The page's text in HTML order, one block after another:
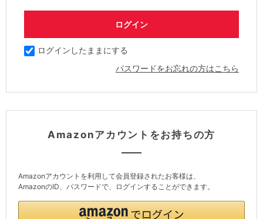
ログインしたままにする
パスワードをお忘れの方はこちら
Amazonアカウントをお持ちの方
Amazonアカウントを利用して会員登録されたお客様は、
AmazonのID、パスワードで、ログインすることができます。